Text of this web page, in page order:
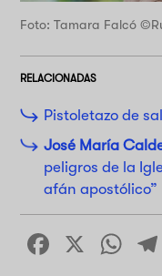
Foto: Tamara Falcó
RELACIONADAS
Pistoletazo de
José María
peligros de la
afán apostólico”
Facebook
X